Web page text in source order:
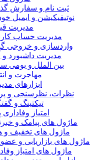
ثبت نام و سفارش
نوتیفیکیشن و ایمیل
مدیریت
مدیریت حساب
واردسازی و خروجی
مدیریت داشبورد
بین الملل و بومی
مهاجرت و
ابزارهای
نظرات، نظرسنجی و
تیکتینگ و
امتیاز
ماژول های پیامک و
ماژول های تخفیف و
ماژول های بازاریابی و
ماژول های امتیاز